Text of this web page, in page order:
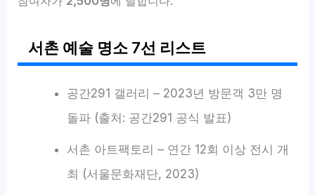
서촌 예술 명소 7선 리스트
공간291 갤러리 – 2023년 방문객 3만 명
돌파 (출처: 공간291 공식 발표)
서촌 아트팩토리 – 연간 12회 이상 전시 개
최 (서울문화재단, 2023)